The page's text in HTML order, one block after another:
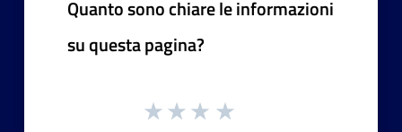
Quanto sono chiare le informazioni
su questa pagina?